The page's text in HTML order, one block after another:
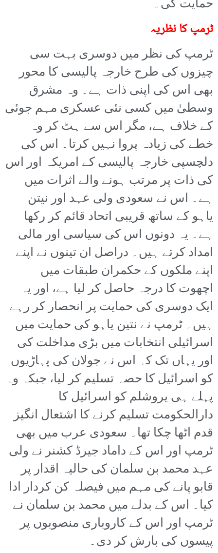
حمایت کی۔
ٹرمپ کا نظریہ
ٹرمپ کی نظر میں دوسری بہت سی
چیزوں کی طرح خارجہ پالیسی کا محور
بھی اس کی اپنی ذات ہے۔ وہ مشرق
وسطیٰ میں کسی نئی عسکری مہم جوئی
کے خلاف ہے، مگر اس سے ہٹ کر وہ
خطے کی زیادہ پروا نہیں کرتا۔ اس کی
دلچسپی خارجہ پالیسی کے امریکہ اور اس
کی ذات پر مرتب ہونے والے اثرات میں
ہے۔ اس نے سعودی ولی عہد اور نیتن
یاہو کے ساتھ قریبی اتحاد قائم کر رکھا
ہے۔ یہ دونوں اس کی سیاسی اور مالی
امداد کرتے ہیں۔ دراصل ان تینوں نے اپنے
اپنے ملکوں کے حکمران طبقات میں
اچھوت کا درجہ حاصل کر لیا ہے، اور یہ
ایک دوسری کی حمایت پر انحصار کر رہے
ہیں۔ ٹرمپ نے نتین یاہو کی حمایت میں
اسرائیلی انتخابات میں بڑی مداخلت کی
اور یہاں تک کہ اس نے جولان کی پہاڑیوں
کو اسرائیل کا حصہ تسلیم کر لیا، جبکہ وہ
پہلے ہی یروشلم کو اسرائیل کا
دارالحکومت تسلیم کرنے کا اشتعال انگیز
قدم اٹھا چکا تھا۔ سعودی عرب میں بھی
ٹرمپ اور اس کے داماد جیرڈ کشنر نے ولی
عہد محمد بن سلمان کی حالیہ اقدار پر
قابو پانے کی مہم میں فیصلہ کن کردار ادا
کیا۔ اس کے بدلے میں محمد بن سلمان نے
ٹرمپ اور اس کے کاروباری منصوبوں پر
پیسوں کی بارش کر دی۔